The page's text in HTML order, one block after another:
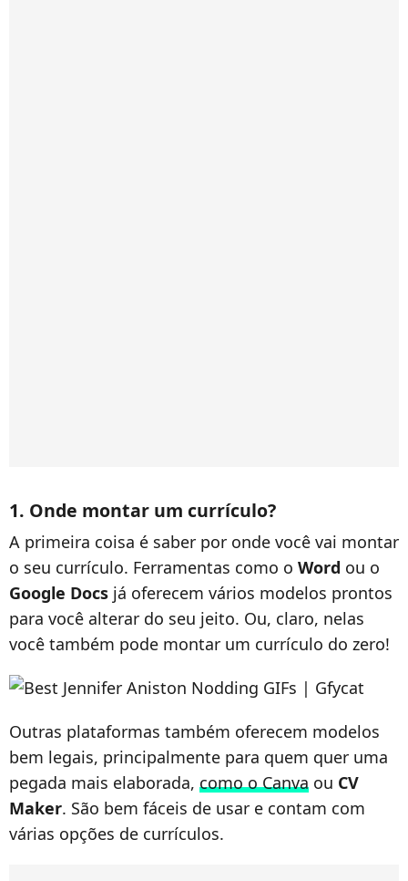
1. Onde montar um currículo?
A primeira coisa é saber por onde você vai montar
o seu currículo. Ferramentas como o Word ou o
Google Docs já oferecem vários modelos prontos
para você alterar do seu jeito. Ou, claro, nelas
você também pode montar um currículo do zero!
Outras plataformas também oferecem modelos
bem legais, principalmente para quem quer uma
pegada mais elaborada, como o Canva ou CV
Maker. São bem fáceis de usar e contam com
várias opções de currículos.